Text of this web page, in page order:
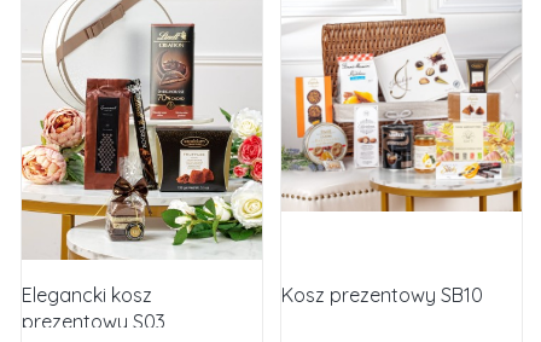
Elegancki kosz
prezentowy S03
Kosz prezentowy SB10